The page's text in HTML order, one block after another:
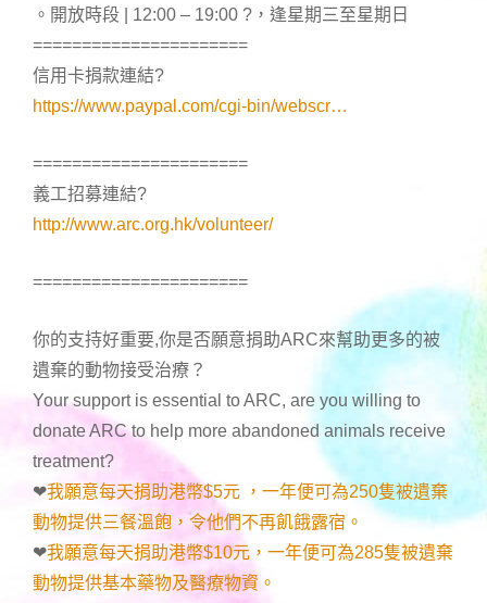
。開放時段 | 12:00 – 19:00 ? ，逢星期三至星期日
======================
信用卡捐款連結?
https://www.paypal.com/cgi-bin/webscr…
======================
義工招募連結?
http://www.arc.org.hk/volunteer/
======================
你的支持好重要,你是否願意捐助ARC來幫助更多的被
遺棄的動物接受治療？
Your support is essential to ARC, are you willing to
donate ARC to help more abandoned animals receive
treatment?
❤我願意每天捐助港幣$5元 ，一年便可為250隻被遺棄
動物提供三餐溫飽，令他們不再飢餓露宿。
❤我願意每天捐助港幣$10元，一年便可為285隻被遺棄
動物提供基本藥物及醫療物資。